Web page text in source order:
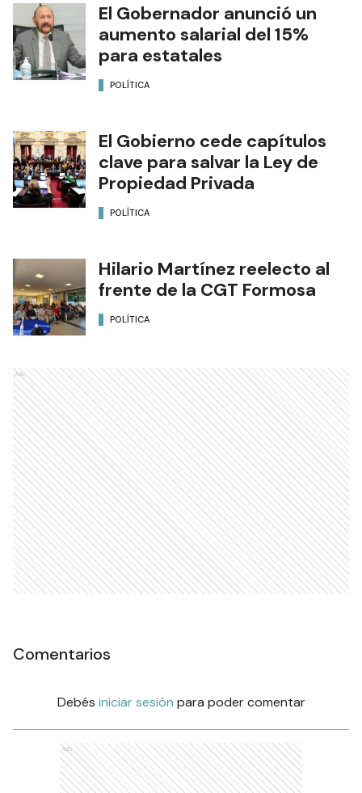
El Gobernador anunció un
aumento salarial del 15%
para estatales
POLÍTICA
El Gobierno cede capítulos
clave para salvar la Ley de
Propiedad Privada
POLÍTICA
Hilario Martínez reelecto al
frente de la CGT Formosa
POLÍTICA
Ads
Comentarios
Debés iniciar sesión para poder comentar
Ads